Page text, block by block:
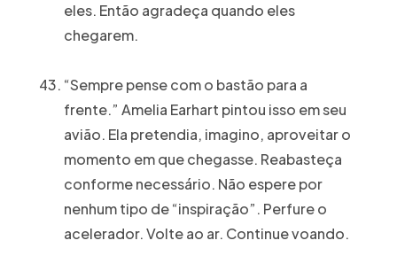
eles. Então agradeça quando eles
chegarem.
“Sempre pense com o bastão para a
frente.” Amelia Earhart pintou isso em seu
avião. Ela pretendia, imagino, aproveitar o
momento em que chegasse. Reabasteça
conforme necessário. Não espere por
nenhum tipo de “inspiração”. Perfure o
acelerador. Volte ao ar. Continue voando.